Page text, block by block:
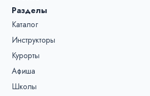
Разделы
Каталог
Инструкторы
Курорты
Афиша
Школы